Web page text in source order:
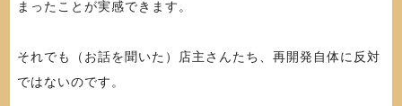
まったことが実感できます。
それでも（お話を聞いた）店主さんたち、再開発自体に反対
ではないのです。